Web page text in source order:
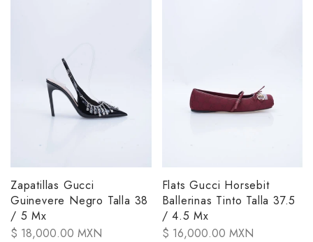
Zapatillas Gucci
Guinevere Negro Talla 38
/ 5 Mx
$ 18,000.00 MXN
Flats Gucci Horsebit
Ballerinas Tinto Talla 37.5
/ 4.5 Mx
$ 16,000.00 MXN